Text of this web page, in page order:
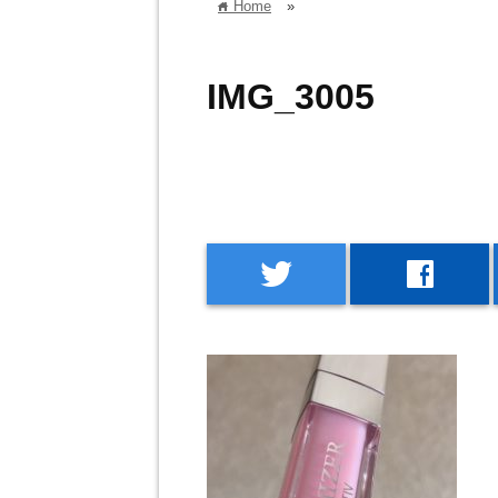
home Home »
IMG_3005
twitter facebook